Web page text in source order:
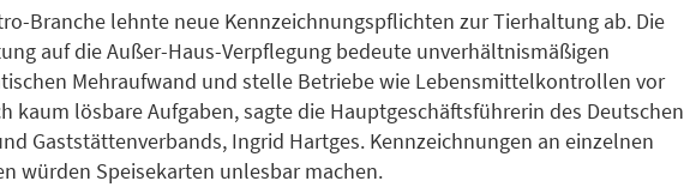
Branche lehnte neue Kennzeichnungspflichten zur Tierhaltung ab. Die
auf die Außer-Haus-Verpflegung bedeute unverhältnismäßigen
Mehraufwand und stelle Betriebe wie Lebensmittelkontrollen vor
kaum lösbare Aufgaben, sagte die Hauptgeschäftsführerin des Deutschen
Gaststättenverbands, Ingrid Hartges. Kennzeichnungen an einzelnen
würden Speisekarten unlesbar machen.